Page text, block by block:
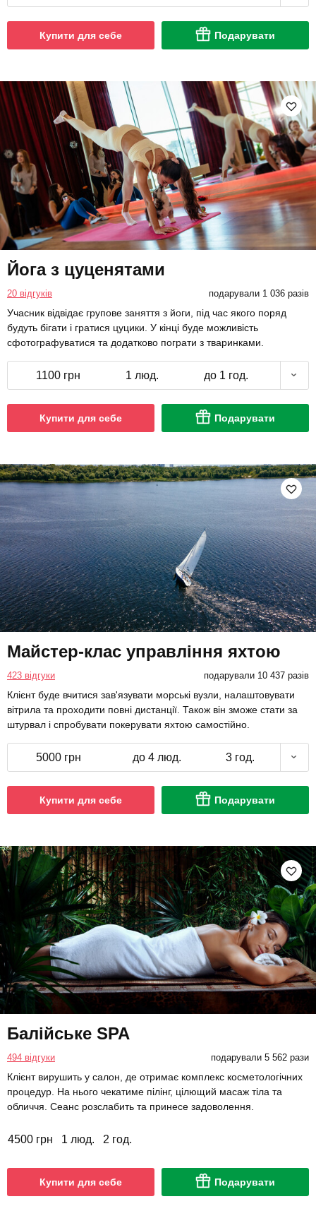
Купити для себе Подарувати
Йога з цуценятами
20 відгуків подарували 1 036 разів
Учасник відвідає групове заняття з йоги, під час якого поряд
будуть бігати і гратися цуцики. У кінці буде можливість
сфотографуватися та додатково пограти з тваринками.
1100 грн 1 люд. до 1 год.
Купити для себе Подарувати
Майстер-клас управління яхтою
423 відгуки подарували 10 437 разів
Клієнт буде вчитися зав'язувати морські вузли, налаштовувати
вітрила та проходити повні дистанції. Також він зможе стати за
штурвал і спробувати покерувати яхтою самостійно.
5000 грн до 4 люд. 3 год.
Купити для себе Подарувати
Балійське SPA
494 відгуки подарували 5 562 рази
Клієнт вирушить у салон, де отримає комплекс косметологічних
процедур. На нього чекатиме пілінг, цілющий масаж тіла та
обличчя. Сеанс розслабить та принесе задоволення.
4500 грн 1 люд. 2 год.
Купити для себе Подарувати